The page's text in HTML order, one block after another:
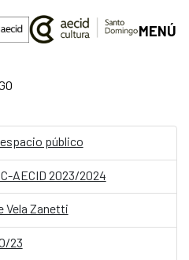
MENÚ
público
AECID 2023/2024
Vela Zanetti
23